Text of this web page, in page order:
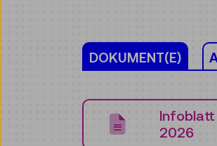
DOKUMENT(E)
2026